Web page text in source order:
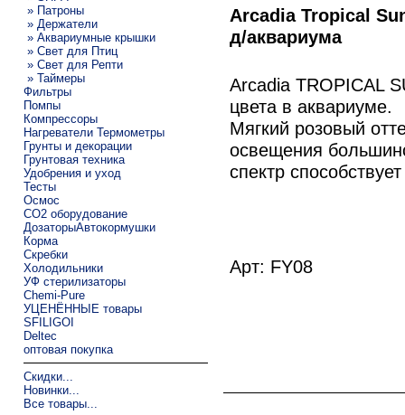
» Патроны
» Держатели
» Аквариумные крышки
» Свет для Птиц
» Свет для Репти
» Таймеры
Фильтры
Помпы
Компрессоры
Нагреватели Термометры
Грунты и декорации
Грунтовая техника
Удобрения и уход
Тесты
Осмос
CO2 оборудование
ДозаторыАвтокормушки
Корма
Скребки
Холодильники
УФ стерилизаторы
Chemi-Pure
УЦЕНЁННЫЕ товары
SFILIGOI
Deltec
оптовая покупка
Скидки...
Новинки...
Все товары...
Arcadia Tropical
д/аквариума
Arcadia TROPICAL
цвета в аквариуме.
Мягкий розовый
освещения
спектр
Арт: FY08